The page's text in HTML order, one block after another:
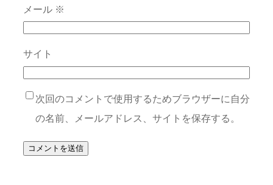
メール ※
サイト
次回のコメントで使用するためブラウザーに自分
の名前、メールアドレス、サイトを保存する。